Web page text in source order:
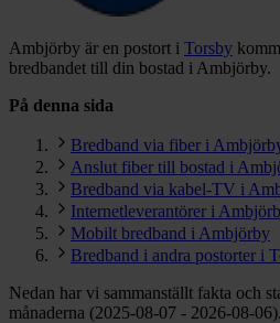
Ambjörby är en postort i Torsby
bredbandet till din bostad i Ambjörby.
På denna sida
Bredband via fiber i
Anslut fiber till bostad i
Bredband via kabel-TV i
Internetleverantörer i
Mobilt bredband i Ambjörby
Bredband i andra postorter i
Nedan har vi sammanställt fakta och
månaderna (2025-08-07 - 2026-08-06).